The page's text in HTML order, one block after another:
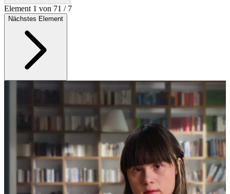
Element 1 von 71 / 7
Nächstes Element